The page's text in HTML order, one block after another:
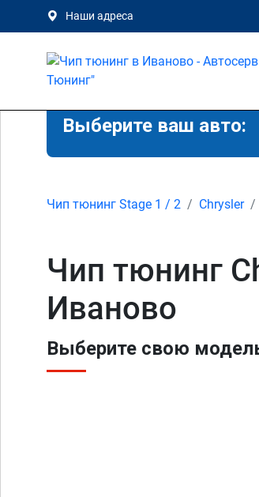
Наши адреса
Выберите ваш авто:
Чип тюнинг Stage 1 / 2 Chrysler
Чип тюнинг
Иваново
Выберите свою